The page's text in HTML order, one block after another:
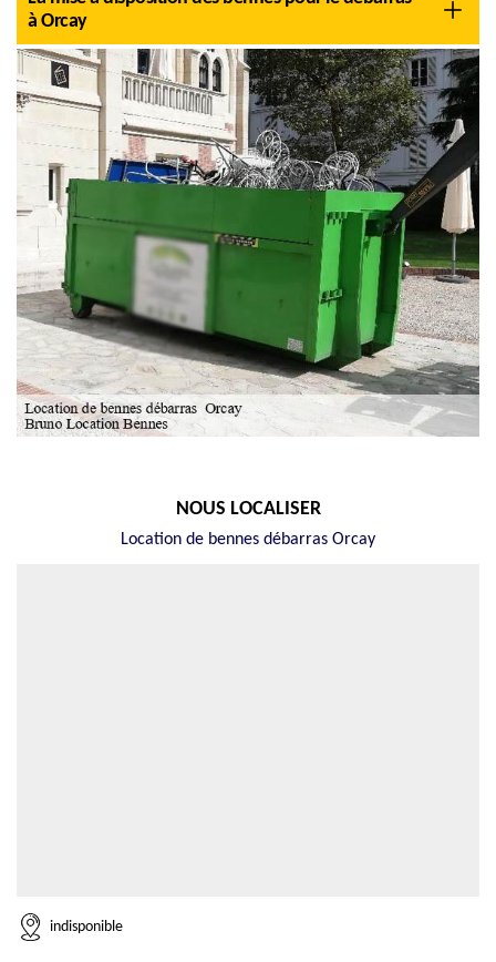
à Orcay
NOUS LOCALISER
Location de bennes débarras Orcay
indisponible